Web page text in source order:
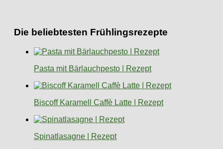
Die beliebtesten Frühlingsrezepte
Pasta mit Bärlauchpesto | Rezept
Biscoff Karamell Caffè Latte | Rezept
Spinatlasagne | Rezept